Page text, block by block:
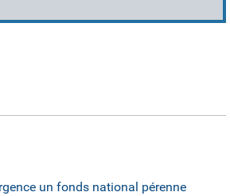
un fonds national pérenne